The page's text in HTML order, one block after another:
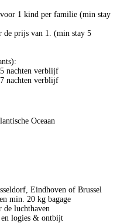
1 kind per familie (min stay
de prijs van 1. (min stay 5
nachten verblijf
nachten verblijf
Oceaan
Eindhoven of Brussel
min. 20 kg bagage
de luchthaven
en logies & ontbijt